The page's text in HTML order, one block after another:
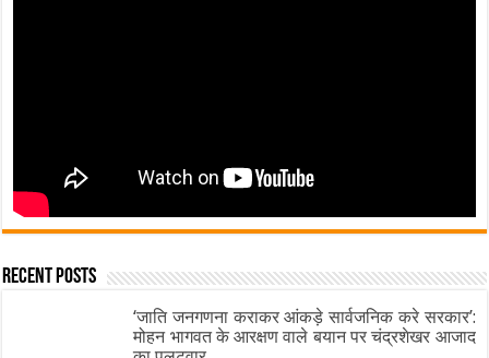
Recent Posts
‘जाति जनगणना कराकर आंकड़े सार्वजनिक करे सरकार’:
मोहन भागवत के आरक्षण वाले बयान पर चंद्रशेखर आजाद